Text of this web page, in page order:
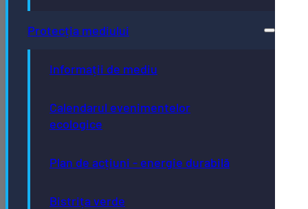
Protecția mediului
Informații de mediu
Calendarul evenimentelor
ecologice
Plan de acțiuni - energie durabilă
Bistrița verde